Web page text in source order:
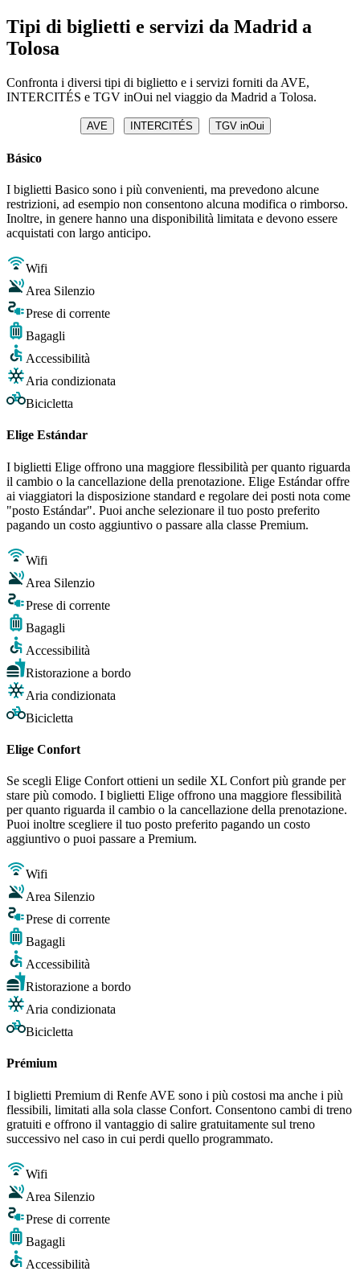
Tipi di biglietti e servizi da Madrid a
Tolosa
Confronta i diversi tipi di biglietto e i servizi forniti da AVE,
INTERCITÉS e TGV inOui nel viaggio da Madrid a Tolosa.
AVE INTERCITÉS TGV inOui
Básico
I biglietti Basico sono i più convenienti, ma prevedono alcune
restrizioni, ad esempio non consentono alcuna modifica o rimborso.
Inoltre, in genere hanno una disponibilità limitata e devono essere
acquistati con largo anticipo.
Wifi
Area Silenzio
Prese di corrente
Bagagli
Accessibilità
Aria condizionata
Bicicletta
Elige Estándar
I biglietti Elige offrono una maggiore flessibilità per quanto riguarda
il cambio o la cancellazione della prenotazione. Elige Estándar offre
ai viaggiatori la disposizione standard e regolare dei posti nota come
"posto Estándar". Puoi anche selezionare il tuo posto preferito
pagando un costo aggiuntivo o passare alla classe Premium.
Wifi
Area Silenzio
Prese di corrente
Bagagli
Accessibilità
Ristorazione a bordo
Aria condizionata
Bicicletta
Elige Confort
Se scegli Elige Confort ottieni un sedile XL Confort più grande per
stare più comodo. I biglietti Elige offrono una maggiore flessibilità
per quanto riguarda il cambio o la cancellazione della prenotazione.
Puoi inoltre scegliere il tuo posto preferito pagando un costo
aggiuntivo o puoi passare a Premium.
Wifi
Area Silenzio
Prese di corrente
Bagagli
Accessibilità
Ristorazione a bordo
Aria condizionata
Bicicletta
Prémium
I biglietti Premium di Renfe AVE sono i più costosi ma anche i più
flessibili, limitati alla sola classe Confort. Consentono cambi di treno
gratuiti e offrono il vantaggio di salire gratuitamente sul treno
successivo nel caso in cui perdi quello programmato.
Wifi
Area Silenzio
Prese di corrente
Bagagli
Accessibilità